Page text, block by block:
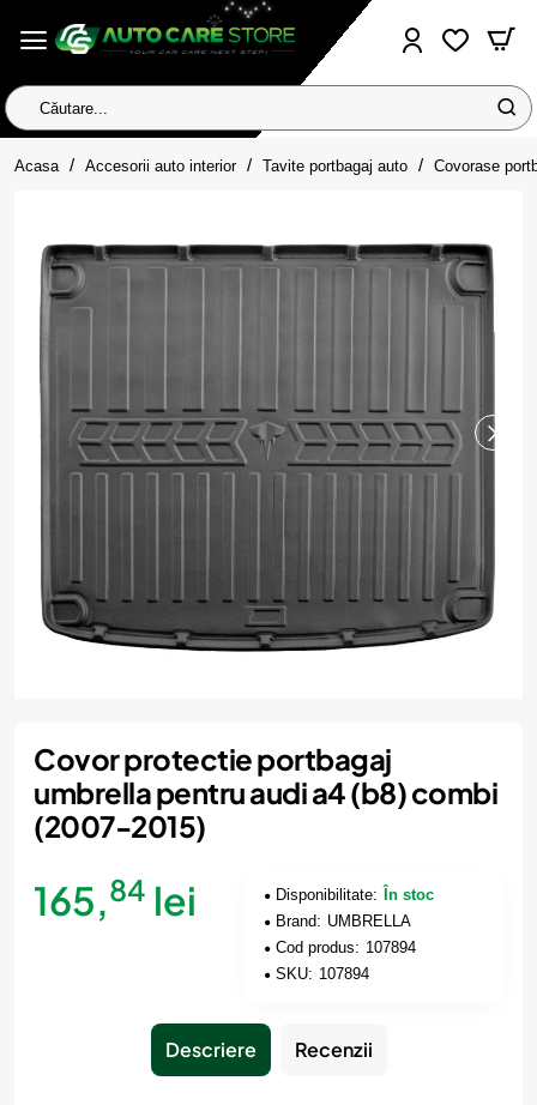
Căutare...
Acasa homeAccesorii auto interior Tavite portbagaj auto Covorase
Covor protectie portbagaj
umbrella pentru audi a4 (b8) combi
(2007-2015)
165,84 lei Disponibilitate:
În stoc
Brand: UMBRELLA
Cod produs: 107894
SKU: 107894
Descriere Recenzii